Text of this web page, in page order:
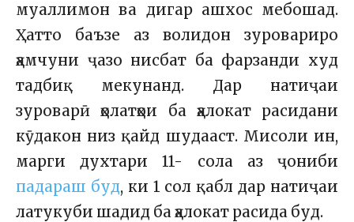
муаллимон ва дигар ашхос мебошад.
Ҳатто баъзе аз волидон зуровариро
ҳамчуни ҷазо нисбат ба фарзанди худ
тадбиқ мекунанд. Дар натиҷаи
зуроварӣ ҳолатҳои ба ҳалокат расидани
кӯдакон низ қайд шудааст. Мисоли ин,
марги духтари 11- сола аз ҷониби
падараш буд, ки 1 сол қабл дар натиҷаи
латукуби шадид ба ҳалокат расида буд.